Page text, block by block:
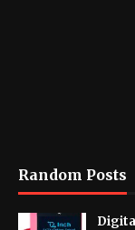
Random Posts